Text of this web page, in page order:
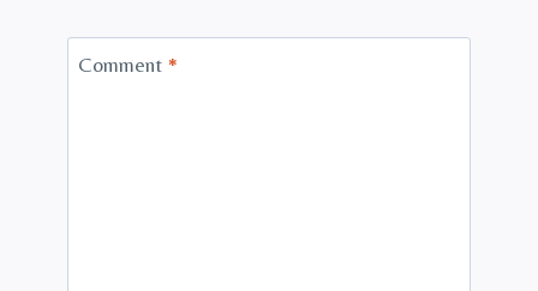
Comment *